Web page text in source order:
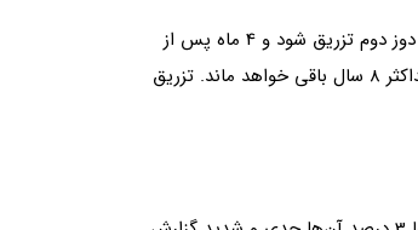
این واکسن در 3 دوز 0.5 میلی‌لیتری طی 6 ماه تزریق می‌شود که نحوه تزریق آن نیز به صورت عضلانی می‌باشد. 1 یا 2 ماه پس از تزریق اول، باید دوز دوم تزریق شود و 4 ماه پس از
آن، تزریق دوز سوم انجام می‎شود. اثرات واکسن پس از گذشتن 3 ماه از اولین روز تزریق واکسن ایجاد شده و برای تیپ‌های 16 و 18 ویروس نیز حداکثر 8 سال باقی خواهد ماند. تزریق